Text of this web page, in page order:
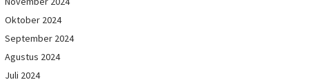
Oktober 2024
September 2024
Agustus 2024
Juli 2024